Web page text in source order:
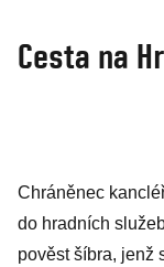
Cesta na
Chráněnec
do hradních
pověst šíbra, jenž